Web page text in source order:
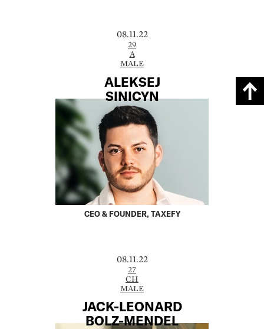
08.11.22
29
A
MALE
ALEKSEJ
SINICYN
CEO & FOUNDER, TAXEFY
08.11.22
27
CH
MALE
JACK-LEONARD
BOLZ-MENDEL